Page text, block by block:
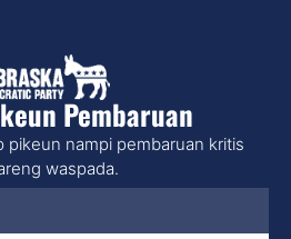
Pembaruan
pikeun nampi pembaruan kritis
waspada.